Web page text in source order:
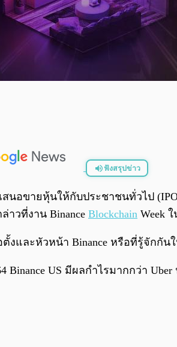
ฟังสรุปข่าว
สนอขายหุ้นให้กับประชาชนทั่วไป
าวที่งาน Binance Blockchain Week
ตั้งและหัวหน้า Binance หรือที่รู้จักกัน
Binance US มีผลกำไรมากกว่า